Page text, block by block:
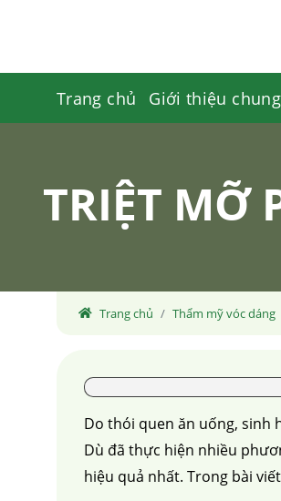
Trang chủ Giới thiệu chung
TRIỆT MỠ
Trang chủ Thẩm mỹ vóc dáng
Do thói quen ăn uống, sinh
Dù đã thực hiện nhiều
hiệu quả nhất. Trong bài